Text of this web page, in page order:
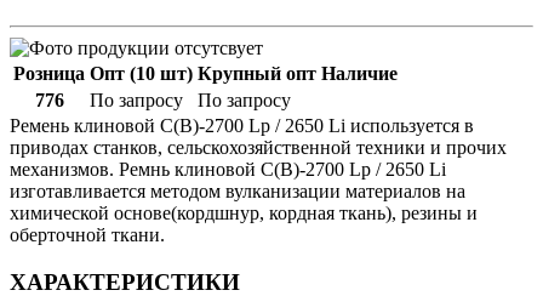
Розница Опт (10 шт) Крупный опт Наличие
776
По запросу
По запросу
Ремень клиновой С(В)-2700 Lp / 2650 Li используется в
приводах станков, сельскохозяйственной техники и прочих
механизмов. Ремнь клиновой С(В)-2700 Lp / 2650 Li
изготавливается методом вулканизации материалов на
химической основе(кордшнур, кордная ткань), резины и
оберточной ткани.
ХАРАКТЕРИСТИКИ